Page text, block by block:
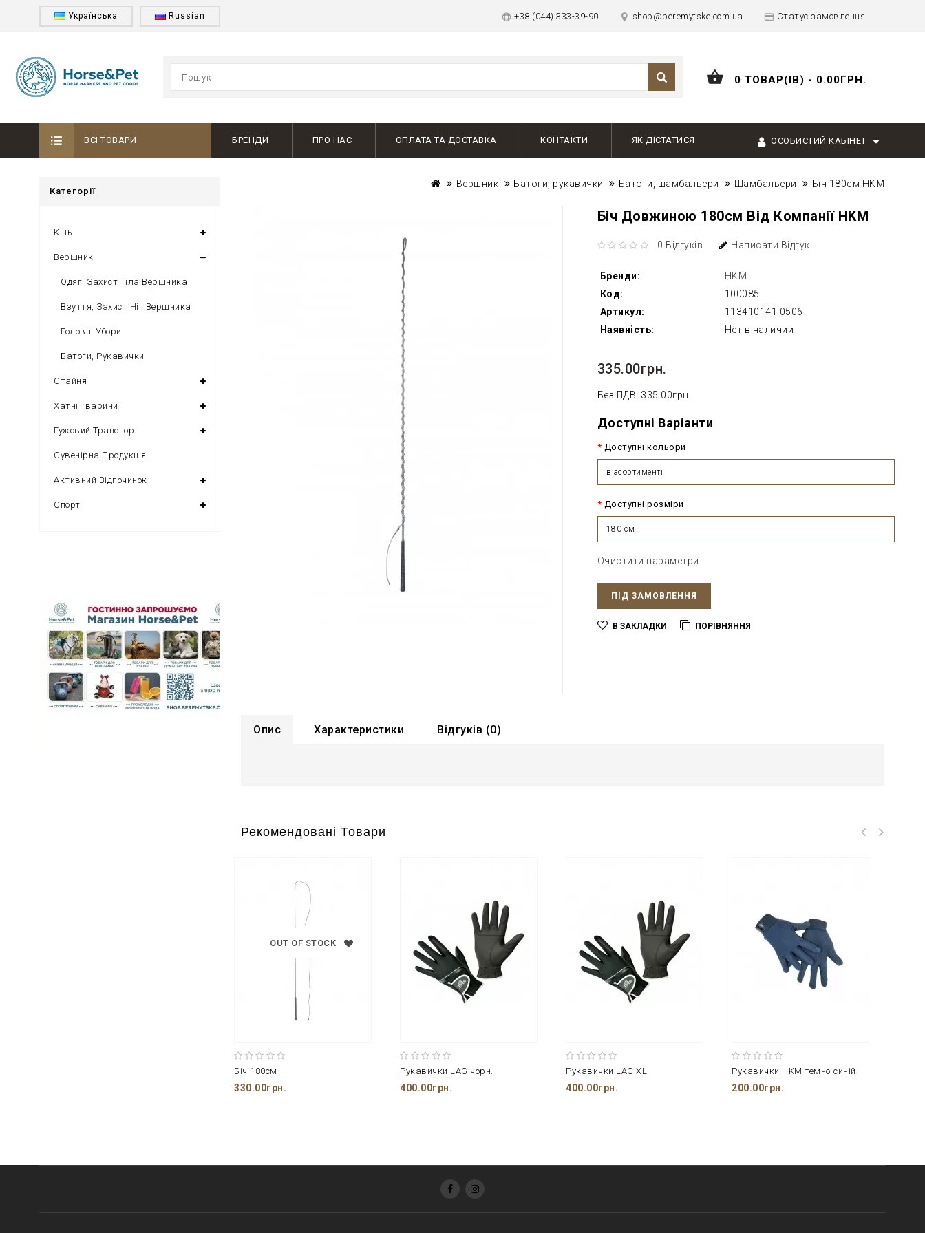
Українська Russian +38 (044) 333-39-90 shop@beremytske.com.ua Статус замовлення
0 ТОВАР(ІВ) - 0.00ГРН.
ВСІ ТОВАРИ БРЕНДИ ПРО НАС ОПЛАТА ТА ДОСТАВКА КОНТАКТИ ЯК ДІСТАТИСЯ ОСОБИСТИЙ КАБІНЕТ
Категорії
Кінь
Вершник
Одяг, Захист Тіла Вершника
Взуття, Захист Ніг Вершника
Головні Убори
Батоги, Рукавички
Стайня
Хатні Тварини
Гужовий Транспорт
Сувенірна Продукція
Активний Відпочинок
Спорт
Вершник Батоги, рукавички Батоги, шамбальери Шамбальери Біч 180см HKM
Біч Довжиною 180см Від Компанії HKM
0 Відгуків Написати Відгук
Бренди:
HKM
Код:
100085
Артикул:
113410141.0506
Наявність:
Нет в наличии
335.00грн.
Без ПДВ: 335.00грн.
Доступні Варіанти
Доступні кольори
в асортименті
Доступні розміри
180 см
Очистити параметри
ПІД ЗАМОВЛЕННЯ
В ЗАКЛАДКИ ПОРІВНЯННЯ
Опис Характеристики Відгуків (0)
Рекомендовані Товари
OUT OF STOCK
Біч 180см
330.00грн.
Рукавички LAG чорн.
400.00грн.
Рукавички LAG XL
400.00грн.
Рукавички HKM темно-синій
200.00грн.